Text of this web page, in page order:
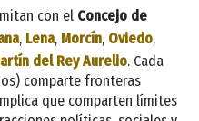
con el Concejo de
, Lena, Morcín, Oviedo,
del Rey Aurelio. Cada
comparte fronteras
que comparten límites